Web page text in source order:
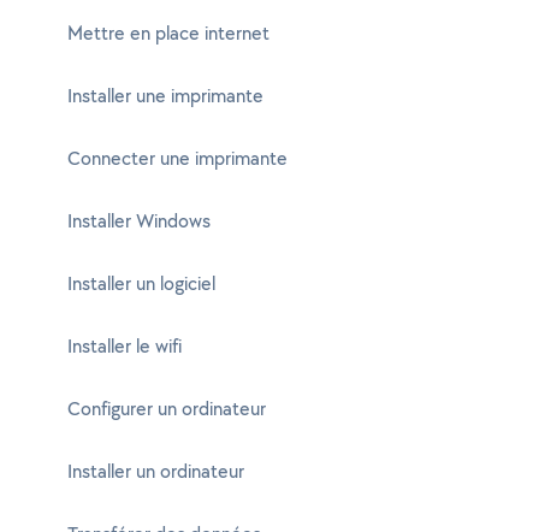
Mettre en place internet
Installer une imprimante
Connecter une imprimante
Installer Windows
Installer un logiciel
Installer le wifi
Configurer un ordinateur
Installer un ordinateur